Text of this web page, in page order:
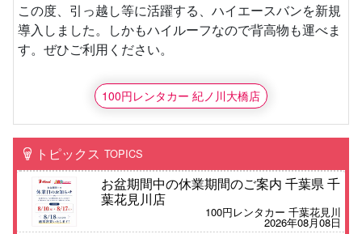
この度、引っ越し等に活躍する、ハイエースバンを新規
導入しました。しかもハイルーフなので背高物も運べま
す。ぜひご利用ください。
100円レンタカー 紀ノ川大橋店
トピックス TOPICS
お盆期間中の休業期間のご案内 千葉県 千
葉花見川店
100円レンタカー 千葉花見川
2026年08月08日